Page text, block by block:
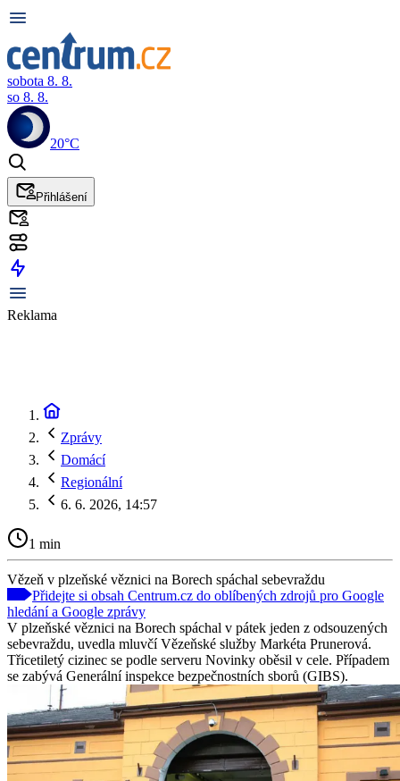
sobota 8. 8.
so 8. 8.
20°C
Přihlášení
Reklama
Zprávy
Domácí
Regionální
6. 6. 2026, 14:57
1 min
Vězeň v plzeňské věznici na Borech spáchal sebevraždu
Přidejte si obsah Centrum.cz do oblíbených zdrojů pro Google
hledání a Google zprávy
V plzeňské věznici na Borech spáchal v pátek jeden z odsouzených
sebevraždu, uvedla mluvčí Vězeňské služby Markéta Prunerová.
Třicetiletý cizinec se podle serveru Novinky oběsil v cele. Případem
se zabývá Generální inspekce bezpečnostních sborů (GIBS).